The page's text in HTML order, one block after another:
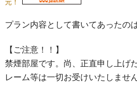
プラン内容として書いてあったの
【ご注意！！】
禁煙部屋です。尚、正直申し上げ
レーム等は一切お受けいたしませ